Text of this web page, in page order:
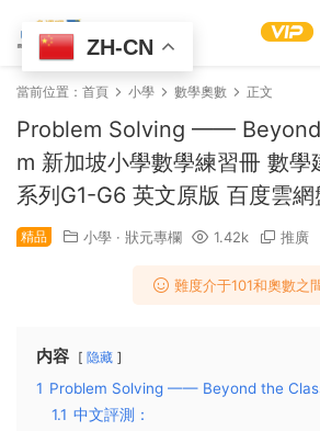
當前位置： 首頁 小學 數學奧數 正文
Problem Solving ——
m 新加坡小學數學練習冊 數學
系列G1-G6 英文原版 百度雲網
精品 小學 · 狀元專欄 1.42k 推廣
難度介于101和奧數之
内容 隐藏
1 Problem Solving —— Beyond the
1.1 中文評測：
ZH-CN